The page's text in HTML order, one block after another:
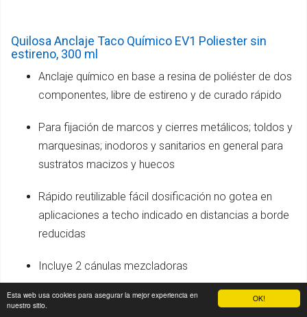
OK!
Esta web usa cookies para asegurar la mejor experiencia en
nuestro sitio.
Quilosa Anclaje Taco Químico EV1 Poliester sin
estireno, 300 ml
Anclaje químico en base a resina de poliéster de dos
componentes, libre de estireno y de curado rápido
Para fijación de marcos y cierres metálicos; toldos y
marquesinas; inodoros y sanitarios en general para
sustratos macizos y huecos
Rápido reutilizable fácil dosificación no gotea en
aplicaciones a techo indicado en distancias a borde
reducidas
Incluye 2 cánulas mezcladoras